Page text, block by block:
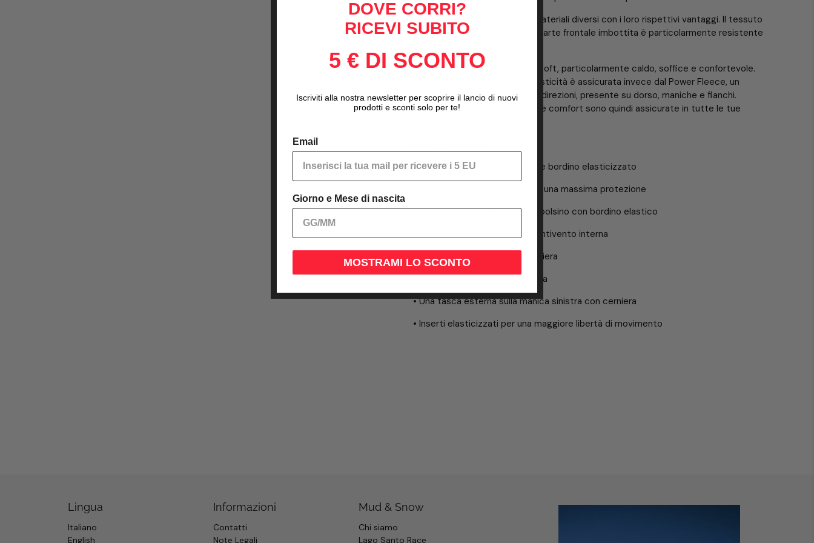
Questa giacca combina due materiali diversi con i loro rispettivi vantaggi. Il tessuto
esterno in Micro ripstop della parte frontale imbottita è particolarmente resistente
Il padding è Thermore Thermosoft, particolarmente caldo, soffice e confortevole.
Eccellente traspirabilità ed elasticità è assicurata invece dal Power Fleece, un
tessuto estensibile in quattro direzioni, presente su dorso, maniche e fianchi.
Massima libertà di movimento e comfort sono quindi assicurate in tutte le tue
• Cappuccio fisso con inserto e bordino elasticizzato
• Collo alto ed ergonomico per una massima protezione
• Maniche ergonomiche e con polsino con bordino elastico
• Cerniera frontale con patta antivento interna
• Due tasche esterne con cerniera
• Una tasca interna con cerniera
• Una tasca esterna sulla manica sinistra con cerniera
• Inserti elasticizzati per una maggiore libertà di movimento
Lingua
Italiano
English
Informazioni
Contatti
Note Legali
Mud & Snow
Chi siamo
Lago Santo Race
DOVE CORRI?
RICEVI SUBITO
5 € DI SCONTO
Iscriviti alla nostra newsletter per scoprire il lancio di nuovi
prodotti e sconti solo per te!
Email
Giorno e Mese di nascita
MOSTRAMI LO SCONTO